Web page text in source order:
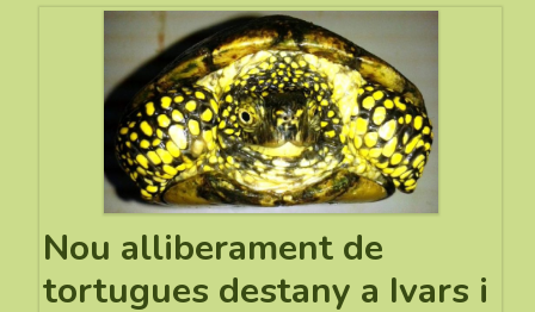
Nou alliberament de
tortugues destany a Ivars i